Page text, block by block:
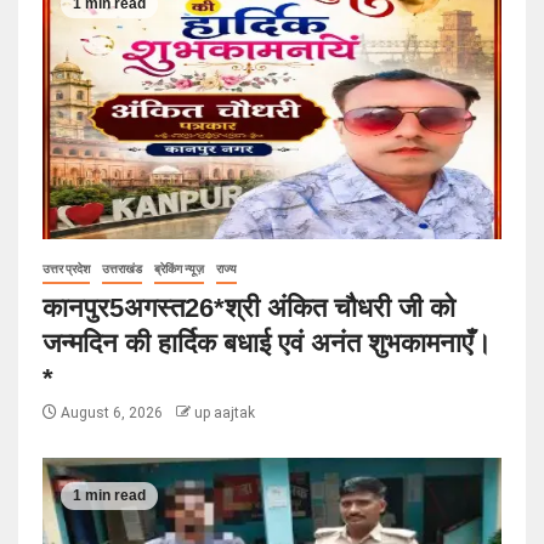
1 min read
उत्तर प्रदेश उत्तराखंड ब्रेकिंग न्यूज़ राज्य
कानपुर5अगस्त26*श्री अंकित चौधरी जी को
जन्मदिन की हार्दिक बधाई एवं अनंत शुभकामनाएँ।
*
August 6, 2026 up aajtak
1 min read